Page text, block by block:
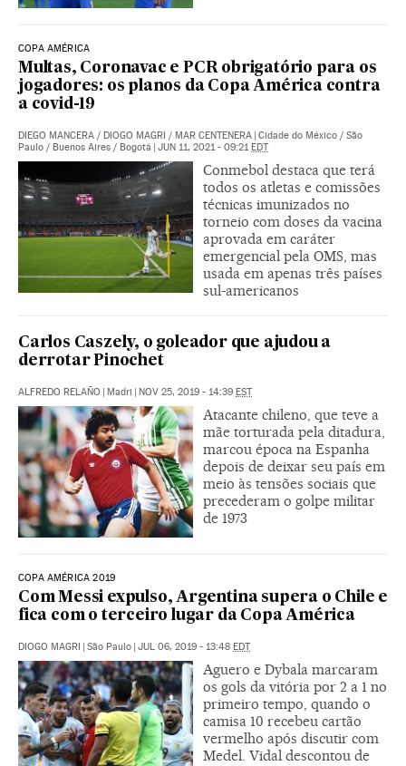
COPA AMÉRICA
Multas, Coronavac e PCR obrigatório para os
jogadores: os planos da Copa América contra
a covid-19
DIEGO MANCERA / DIOGO MAGRI / MAR CENTENERA Cidade do México / São
Paulo / Buenos Aires / Bogotá
JUN 11, 2021 - 09:21 EDT
Conmebol destaca que terá
todos os atletas e comissões
técnicas imunizados no
torneio com doses da vacina
aprovada em caráter
emergencial pela OMS, mas
usada em apenas três países
sul-americanos
Carlos Caszely, o goleador que ajudou a
derrotar Pinochet
ALFREDO RELAÑO Madri NOV 25, 2019 - 14:39 EST
Atacante chileno, que teve a
mãe torturada pela ditadura,
marcou época na Espanha
depois de deixar seu país em
meio às tensões sociais que
precederam o golpe militar
de 1973
COPA AMÉRICA 2019
Com Messi expulso, Argentina supera o Chile e
fica com o terceiro lugar da Copa América
DIOGO MAGRI | São Paulo | JUL 06, 2019 - 13:48 EDT
Aguero e Dybala marcaram
os gols da vitória por 2 a 1 no
primeiro tempo, quando o
camisa 10 recebeu cartão
vermelho após discutir com
Medel. Vidal descontou de